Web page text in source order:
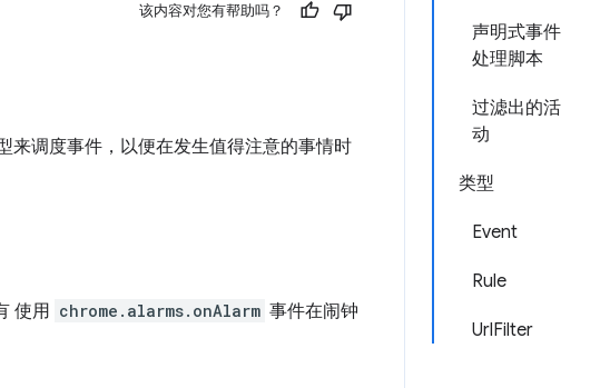
声明式事件
处理脚本
过滤出的活
动
类型
Event
Rule
UrlFilter
该内容对您有帮助吗？
来调度事件，以便在发生值得注意的事情时
使用 chrome.alarms.onAlarm 事件在闹钟